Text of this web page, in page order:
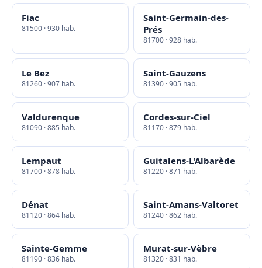
Fiac
81500 · 930 hab.
Saint-Germain-des-
Prés
81700 · 928 hab.
Le Bez
81260 · 907 hab.
Saint-Gauzens
81390 · 905 hab.
Valdurenque
81090 · 885 hab.
Cordes-sur-Ciel
81170 · 879 hab.
Lempaut
81700 · 878 hab.
Guitalens-L'Albarède
81220 · 871 hab.
Dénat
81120 · 864 hab.
Saint-Amans-Valtoret
81240 · 862 hab.
Sainte-Gemme
81190 · 836 hab.
Murat-sur-Vèbre
81320 · 831 hab.